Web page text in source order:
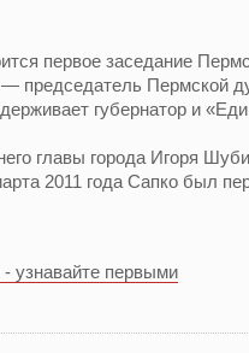
первое заседание
— председатель Пермской
губернатор и
главы города Игоря
2011 года Сапко был
узнавайте первыми